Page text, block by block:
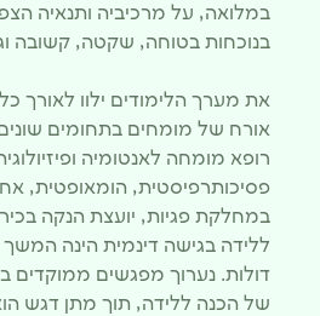
במלואה, על מרכיביה ותנאיה
בנוכחות בטוחה, שקטה, קשובה
את מערך הלימודים ילוו לאורך
אורח של מומחים בתחומים
רופא מומחה לאנטומיה
פסיכותרפיסטית, הומאופטית,
במחלקת פגיות, יועצת הנקה
ללידה בגישה דינמית הינה המשך
דולות. נערוך מפגשים ממוקדים
של הכנה ללידה, תוך מתן דגש